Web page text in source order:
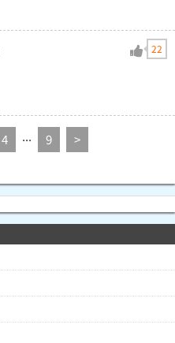
22
4 ... 9 >